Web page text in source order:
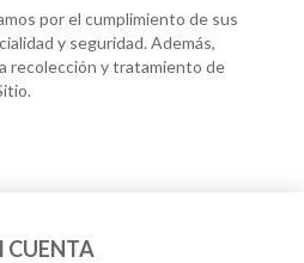
por el cumplimiento de sus
y seguridad. Además,
recolección y tratamiento de
CUENTA